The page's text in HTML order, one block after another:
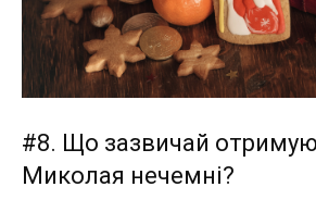
#8. Що зазвичай
Миколая нечемні?